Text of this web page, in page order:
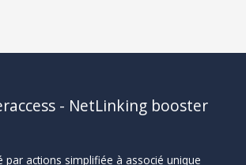
- NetLinking booster
par actions simplifiée à associé unique